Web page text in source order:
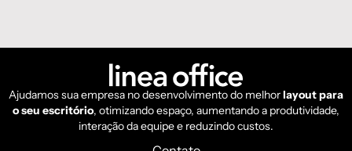
Ajudamos sua empresa no desenvolvimento do melhorlayout para
o seu escritório, otimizando espaço, aumentando a produtividade,
interação da equipe e reduzindo custos.